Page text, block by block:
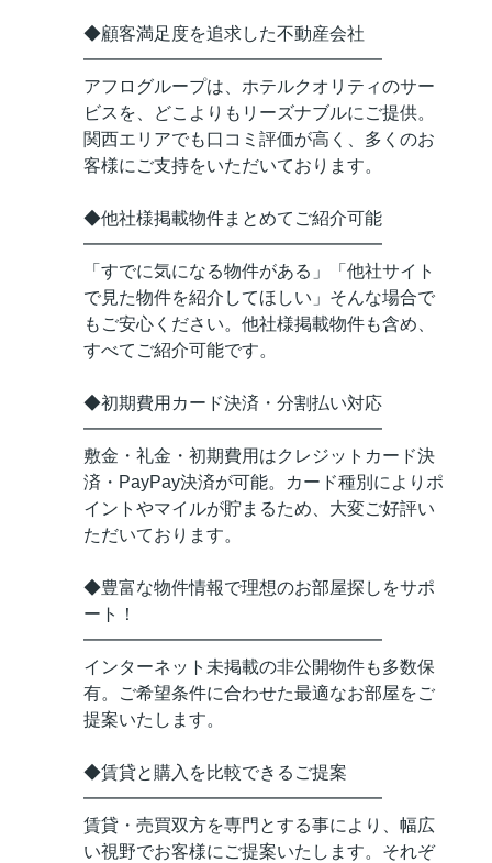
◆顧客満足度を追求した不動産会社
━━━━━━━━━━━━━━━━━
アフログループは、ホテルクオリティのサー
ビスを、どこよりもリーズナブルにご提供。
関西エリアでも口コミ評価が高く、多くのお
客様にご支持をいただいております。
◆他社様掲載物件まとめてご紹介可能
━━━━━━━━━━━━━━━━━
「すでに気になる物件がある」「他社サイト
で見た物件を紹介してほしい」そんな場合で
もご安心ください。他社様掲載物件も含め、
すべてご紹介可能です。
◆初期費用カード決済・分割払い対応
━━━━━━━━━━━━━━━━━
敷金・礼金・初期費用はクレジットカード決
済・PayPay決済が可能。カード種別によりポ
イントやマイルが貯まるため、大変ご好評い
ただいております。
◆豊富な物件情報で理想のお部屋探しをサポ
ート！
━━━━━━━━━━━━━━━━━
インターネット未掲載の非公開物件も多数保
有。ご希望条件に合わせた最適なお部屋をご
提案いたします。
◆賃貸と購入を比較できるご提案
━━━━━━━━━━━━━━━━━
賃貸・売買双方を専門とする事により、幅広
い視野でお客様にご提案いたします。それぞ